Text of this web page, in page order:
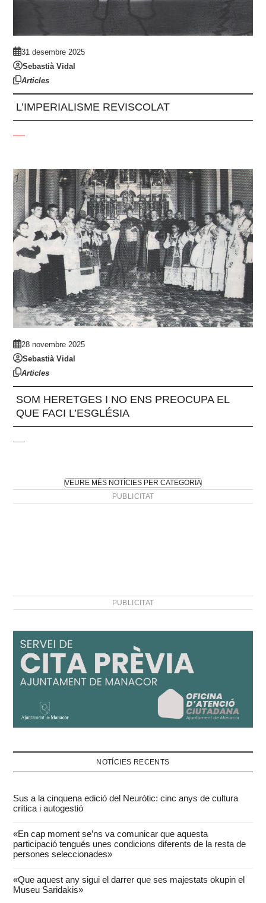
31 desembre 2025
Sebastià Vidal
Articles
L’IMPERIALISME REVISCOLAT
28 novembre 2025
Sebastià Vidal
Articles
SOM HERETGES I NO ENS PREOCUPA EL
QUE FACI L’ESGLÉSIA
VEURE MÉS NOTÍCIES PER CATEGORIA
PUBLICITAT
PUBLICITAT
NOTÍCIES RECENTS
Sus a la cinquena edició del Neuròtic: cinc anys de cultura
crítica i autogestió
«En cap moment se’ns va comunicar que aquesta
participació tengués unes condicions diferents de la resta de
persones seleccionades»
«Que aquest any sigui el darrer que ses majestats okupin el
Museu Saridakis»